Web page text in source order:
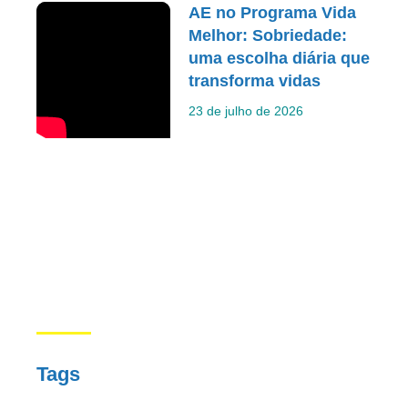
AE no Programa Vida
Melhor: Sobriedade:
uma escolha diária que
transforma vidas
23 de julho de 2026
Tags